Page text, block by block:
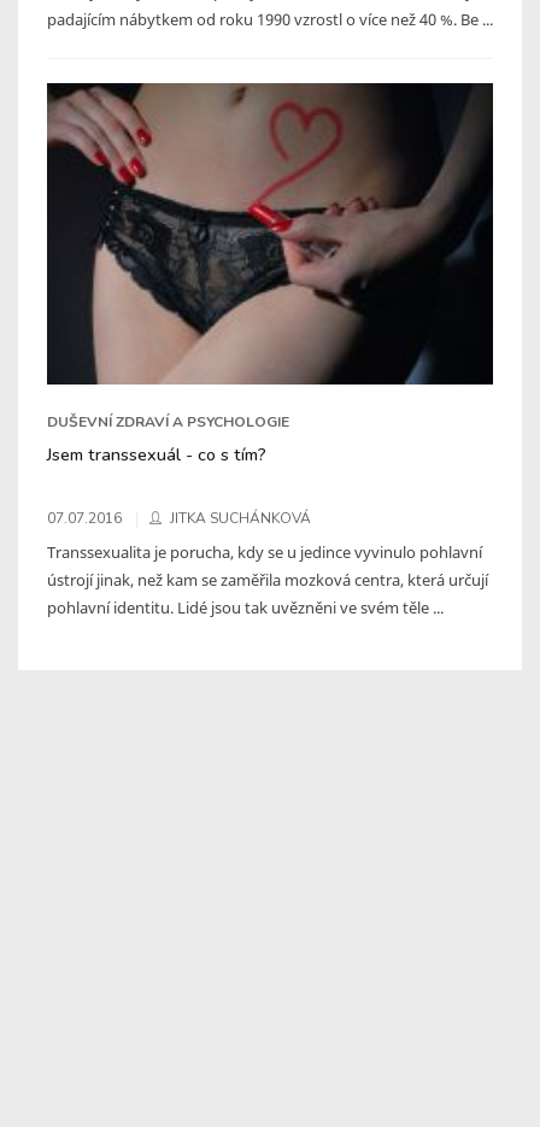
padajícím nábytkem od roku 1990 vzrostl o více než 40 %. Be ...
DUŠEVNÍ ZDRAVÍ A PSYCHOLOGIE
Jsem transsexuál - co s tím?
07.07.2016 JITKA SUCHÁNKOVÁ
Transsexualita je porucha, kdy se u jedince vyvinulo pohlavní
ústrojí jinak, než kam se zaměřila mozková centra, která určují
pohlavní identitu. Lidé jsou tak uvězněni ve svém těle ...